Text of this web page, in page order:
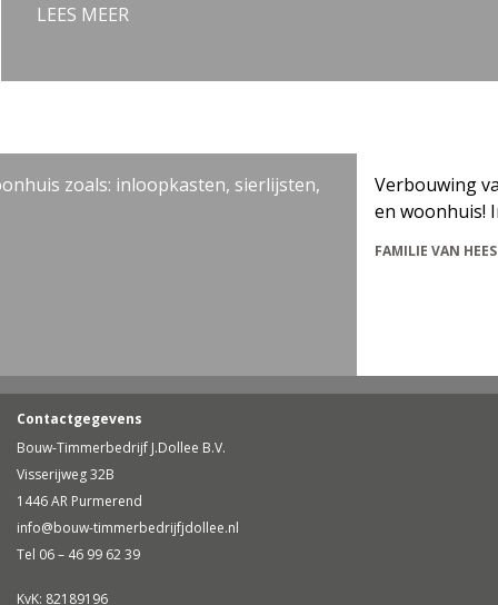
LEES MEER
inloopkasten, sierlijsten,
Verbouwing van
en woonhuis! In een
FAMILIE VAN HEES
Contactgegevens
Bouw-Timmerbedrijf J.Dollee B.V.
Visserijweg 32B
1446 AR Purmerend
info@bouw-timmerbedrijfjdollee.nl
Tel 06 – 46 99 62 39
KvK: 82189196